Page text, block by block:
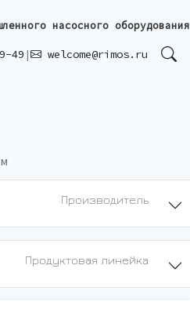
насосного оборудования
49 | welcome@rimos.ru
Производитель
Продуктовая линейка